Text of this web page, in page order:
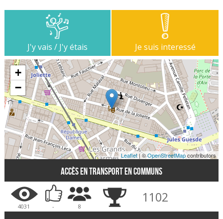
J'y vais / J'y étais Je suis interessé
+
−
Leaflet| ©OpenStreetMapcontributors
Accès en transport en communs
4031 - 8
1102